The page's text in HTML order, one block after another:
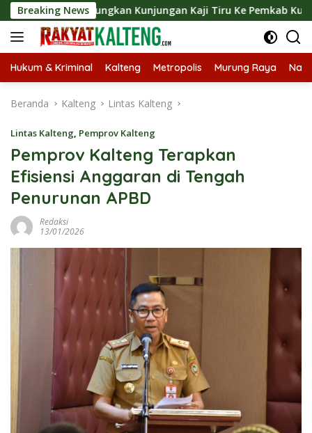
Langsung
ke
konten
Breaking NewsKunjungan Kaji Tiru Ke Pemkab Kulon Progo
Hukum & Kriminal Kalteng Metropolis Murung Raya
Beranda Kalteng Lintas Kalteng
Lintas Kalteng, Pemprov Kalteng
Pemprov Kalteng Terapkan
Efisiensi Anggaran di Tengah
Penurunan APBD
Redaksi
13/01/2026